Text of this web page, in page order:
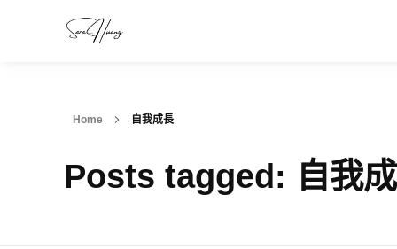
Home 自我成長
Posts tagged: 自我